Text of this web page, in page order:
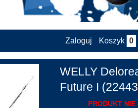
Zaloguj Koszyk 0
WELLY
Future I
PRODUKT